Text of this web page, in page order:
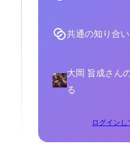
共通の知り合
大岡 旨成さん
る
ログイン